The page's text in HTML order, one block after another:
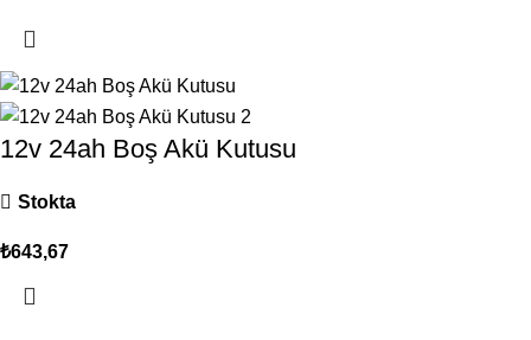
12v 24ah Boş Akü Kutusu
Stokta
₺643,67